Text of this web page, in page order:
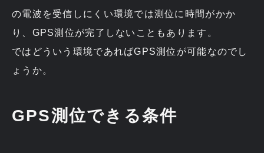
の電波を受信しにくい環境では測位に時間がかか
り、GPS測位が完了しないこともあります。
ではどういう環境であればGPS測位が可能なのでし
ょうか。
GPS測位できる条件